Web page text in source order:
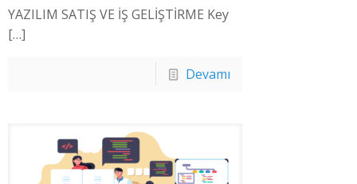
YAZILIM SATIŞ VE İŞ GELİŞTİRME Key
[…]
Devamı